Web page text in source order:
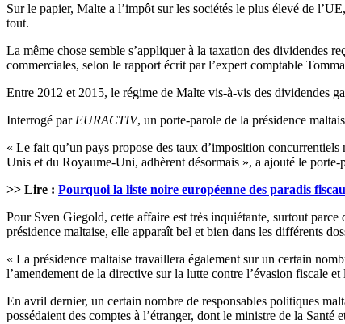
Sur le papier, Malte a l’impôt sur les sociétés le plus élevé de
tout.
La même chose semble s’appliquer à la taxation des dividendes
commerciales, selon le rapport écrit par l’expert comptable
Entre 2012 et 2015, le régime de Malte vis-à-vis des dividendes
Interrogé par EURACTIV, un porte-parole de la présidence
« Le fait qu’un pays propose des taux d’imposition
Unis et du Royaume-Uni, adhèrent désormais », a ajouté le porte-
>> Lire : Pourquoi la liste noire européenne des paradis
Pour Sven Giegold, cette affaire est très inquiétante, surtout
présidence maltaise, elle apparaît bel et bien dans les différents
« La présidence maltaise travaillera également sur un certain
l’amendement de la directive sur la lutte contre l’évasion fiscale
En avril dernier, un certain nombre de responsables politiques
possédaient des comptes à l’étranger, dont le ministre de la Santé